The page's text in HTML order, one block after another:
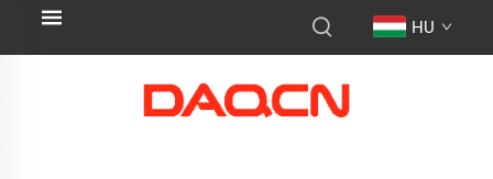
HU